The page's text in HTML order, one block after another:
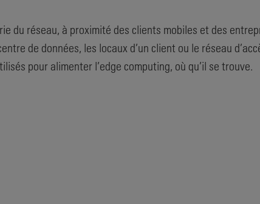
du réseau, à proximité des clients mobiles et des
de données, les locaux d’un client ou le réseau
pour alimenter l’edge computing, où qu’il se trouve.